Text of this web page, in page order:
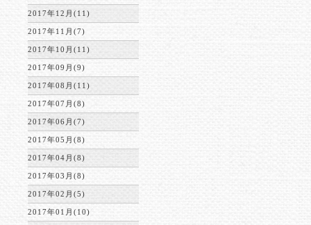
2017年12月(11)
2017年11月(7)
2017年10月(11)
2017年09月(9)
2017年08月(11)
2017年07月(8)
2017年06月(7)
2017年05月(8)
2017年04月(8)
2017年03月(8)
2017年02月(5)
2017年01月(10)